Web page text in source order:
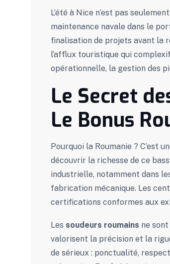
L’été à Nice n’est pas
maintenance navale dans le
finalisation de projets avant la
l’afflux touristique qui
opérationnelle, la gestion des
Le Secret
Le Bonus
Pourquoi la Roumanie ? C’est
découvrir la richesse de ce
industrielle, notamment dans
fabrication mécanique. Les
certifications conformes aux
Les soudeurs roumains ne
valorisent la précision et la
de sérieux : ponctualité,